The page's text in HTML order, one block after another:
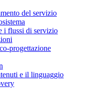
del servizio
i flussi di servizio
progettazione
e il linguaggio